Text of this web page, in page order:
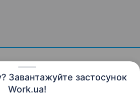
Завантажуйте застосунок
Work.ua!